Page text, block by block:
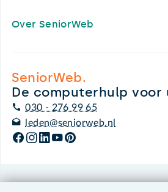
Over SeniorWeb
SeniorWeb.
De computerhulp voor
030 - 276 99 65
leden@seniorweb.nl